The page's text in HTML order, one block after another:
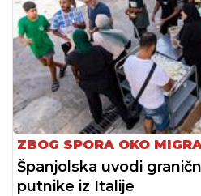
ZBOG SPORA OKO
Španjolska uvodi
putnike iz Italije